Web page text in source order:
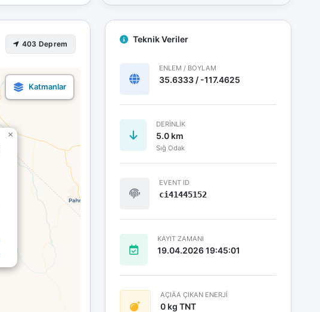
403 Deprem
×
Teknik Veriler
ENLEM / BOYLAM
35.6333 / -117.4625
DERINLIK
5.0 km
Sığ Odak
EVENT ID
ci41445152
KAYIT ZAMANI
19.04.2026 19:45:01
AÇIÄA ÇIKAN ENERJİ
0 kg TNT